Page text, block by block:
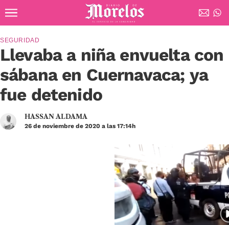
Diario de Morelos
Llevaba a niña envuelta con
sábana en Cuernavaca; ya
fue detenido
SEGURIDAD
HASSAN ALDAMA
26 de noviembre de 2020 a las 17:14h